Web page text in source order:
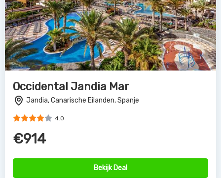
Occidental Jandia Mar
Jandia, Canarische Eilanden, Spanje
4.0
€914
Bekijk Deal